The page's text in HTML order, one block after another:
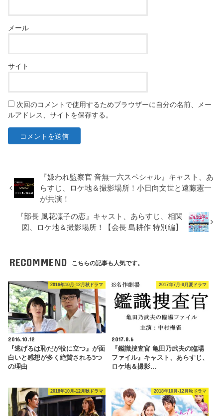
メール
サイト
次回のコメントで使用するためブラウザーに自分の名前、メー
ルアドレス、サイトを保存する。
『嫌われ監察官 音無一六スペシャル』キャスト、あ
らすじ、ロケ地＆撮影場所！小日向文世と遠藤憲一
が共演！
『部長 風花凜子の恋』キャスト、あらすじ、相関
図、ロケ地＆撮影場所！【会長 島耕作 特別編】
RECOMMEND こちらの記事も人気です。
2016年10月-12月秋ドラマ
2016.10.12
『逃げるは恥だが役に立つ』が面
白いと感想が多く絶賛される5つ
の理由
2017年7月-9月夏ドラマ
2017.8.6
『鑑識捜査官 亀田乃武夫の臨場
ファイル』キャスト、あらすじ、
ロケ地＆撮影…
2018年10月-12月秋ドラマ 2018年10月-12月秋ドラマ